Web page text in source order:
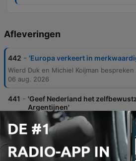
Afleveringen
442 - 'Europa verkeert in
06 aug. 2026
441 - 'Geef Nederland het
Argentijnen'
16 jul. 2026
440 - ‘Bedenk nieuw verhaal voor
samenleving’